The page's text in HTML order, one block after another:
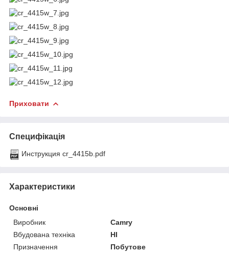
Приховати
Специфікація
Инструкция cr_4415b.pdf
Характеристики
Основні
Виробник
Camry
Вбудована техніка
НІ
Призначення
Побутове